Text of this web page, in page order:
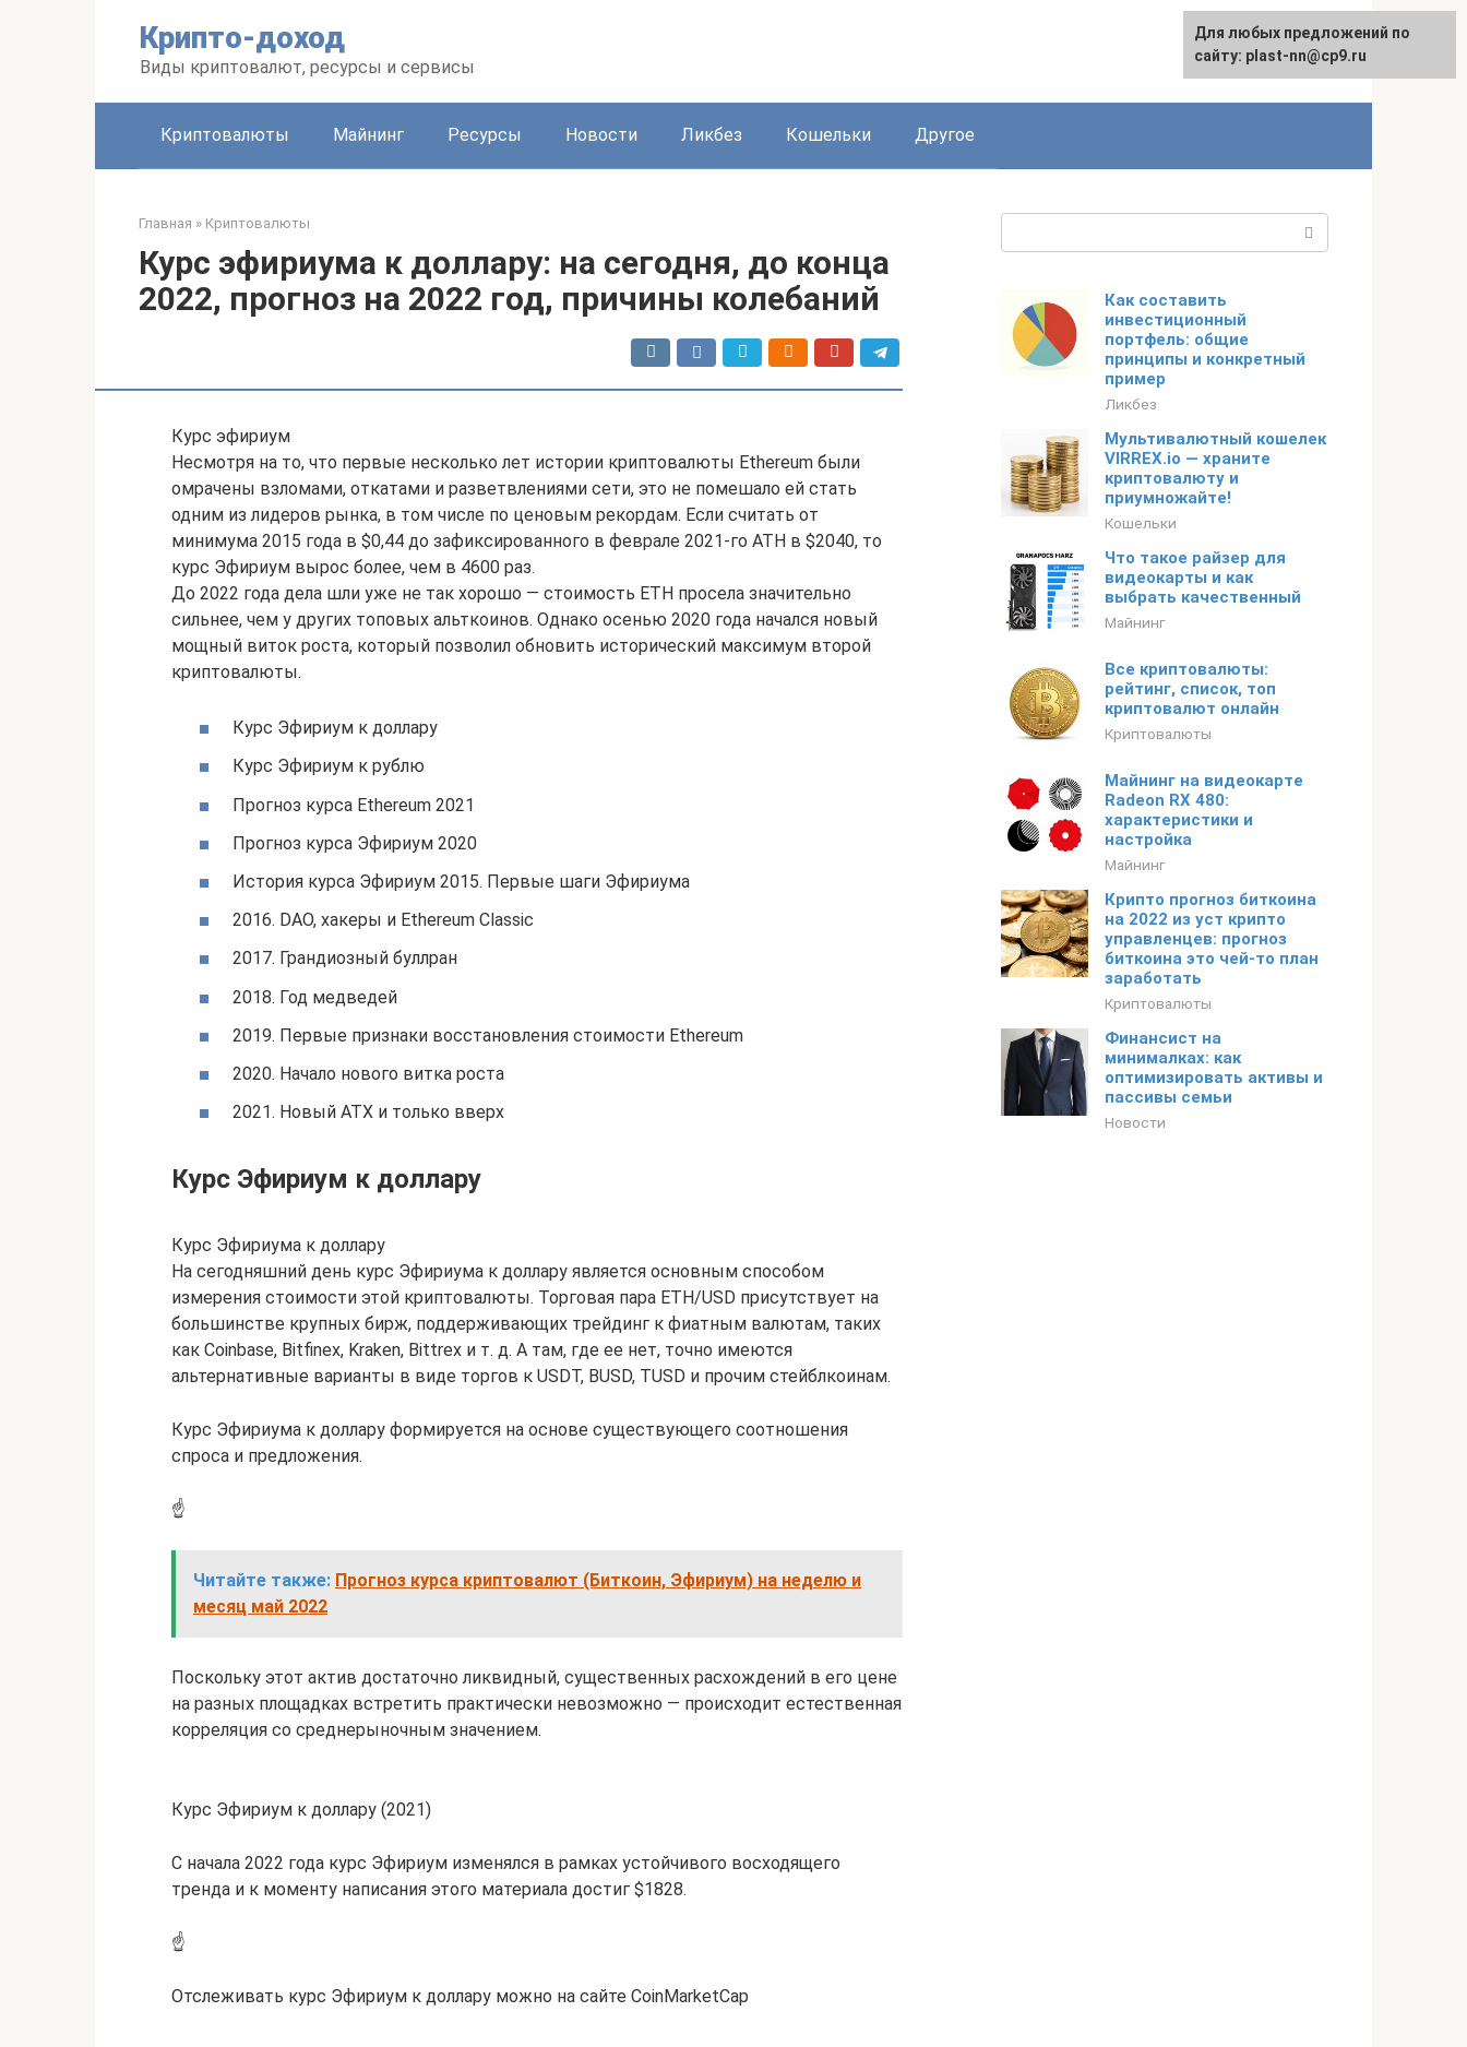
Крипто-доход
Виды криптовалют, ресурсы и сервисы
Криптовалюты Майнинг Ресурсы Новости Ликбез Кошельки Другое
Главная » Криптовалюты
Курс эфириума к доллару: на сегодня, до конца
2022, прогноз на 2022 год, причины колебаний
Курс эфириум
Несмотря на то, что первые несколько лет истории криптовалюты Ethereum были
омрачены взломами, откатами и разветвлениями сети, это не помешало ей стать
одним из лидеров рынка, в том числе по ценовым рекордам. Если считать от
минимума 2015 года в $0,44 до зафиксированного в феврале 2021-го ATH в $2040, то
курс Эфириум вырос более, чем в 4600 раз.
До 2022 года дела шли уже не так хорошо — стоимость ETH просела значительно
сильнее, чем у других топовых альткоинов. Однако осенью 2020 года начался новый
мощный виток роста, который позволил обновить исторический максимум второй
криптовалюты.
Курс Эфириум к доллару
Курс Эфириум к рублю
Прогноз курса Ethereum 2021
Прогноз курса Эфириум 2020
История курса Эфириум 2015. Первые шаги Эфириума
2016. DAO, хакеры и Ethereum Classic
2017. Грандиозный буллран
2018. Год медведей
2019. Первые признаки восстановления стоимости Ethereum
2020. Начало нового витка роста
2021. Новый АТХ и только вверх
Курс Эфириум к доллару
Курс Эфириума к доллару
На сегодняшний день курс Эфириума к доллару является основным способом
измерения стоимости этой криптовалюты. Торговая пара ETH/USD присутствует на
большинстве крупных бирж, поддерживающих трейдинг к фиатным валютам, таких
как Coinbase, Bitfinex, Kraken, Bittrex и т. д. А там, где ее нет, точно имеются
альтернативные варианты в виде торгов к USDT, BUSD, TUSD и прочим стейблкоинам.
Курс Эфириума к доллару формируется на основе существующего соотношения
спроса и предложения.
☝️
Читайте также: Прогноз курса криптовалют (Биткоин, Эфириум) на неделю и
месяц май 2022
Поскольку этот актив достаточно ликвидный, существенных расхождений в его цене
на разных площадках встретить практически невозможно — происходит естественная
корреляция со среднерыночным значением.
Курс Эфириум к доллару (2021)
С начала 2022 года курс Эфириум изменялся в рамках устойчивого восходящего
тренда и к моменту написания этого материала достиг $1828.
☝️
Отслеживать курс Эфириум к доллару можно на сайте CoinMarketCap
Как составить
инвестиционный
портфель: общие
принципы и конкретный
пример
Ликбез
Мультивалютный кошелек
VIRREX.io — храните
криптовалюту и
приумножайте!
Кошельки
Что такое райзер для
видеокарты и как
выбрать качественный
Майнинг
Все криптовалюты:
рейтинг, список, топ
криптовалют онлайн
Криптовалюты
Майнинг на видеокарте
Radeon RX 480:
характеристики и
настройка
Майнинг
Крипто прогноз биткоина
на 2022 из уст крипто
управленцев: прогноз
биткоина это чей-то план
заработать
Криптовалюты
Финансист на
минималках: как
оптимизировать активы и
пассивы семьи
Новости
Для любых предложений по
сайту: plast-nn@cp9.ru